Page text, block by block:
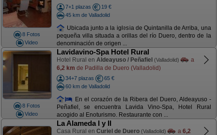
8 Fotos
Video
7+1 plazas
19 €
45 km de Valladolid
Ubicada junto a la iglesia de Quintanilla de Arriba, una
pequeña villa situada a orillas del río Duero, dentro de la
denominación de origen ...
8 Fotos
Video
Lavidavino-Spa Hotel Rural
Hotel Rural en Aldeayuso / Peñafiel (Valladolid)
a
6,2 km de Padilla de Duero (Valladolid)
34+7 plazas
65 €
60 km de Valladolid
En el corazón de la Ribera del Duero, Aldeayuso -
Peñafiel, se encuentra Lavida Vino-Spa, Hotel Rural
acogido al Enoturismo. Restaurante con ...
La Alameda I y II
Casa Rural en Curiel de Duero (Valladolid) a 6,2